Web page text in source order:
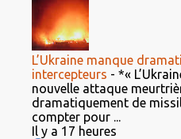
L’Ukraine manque
intercepteurs - *«
nouvelle attaque
dramatiquement de
compter pour ...
Il y a 17 heures